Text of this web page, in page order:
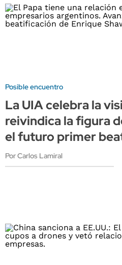
Posible encuentro
La UIA celebra la
reivindica la figura
el futuro primer
Por Carlos Lamiral